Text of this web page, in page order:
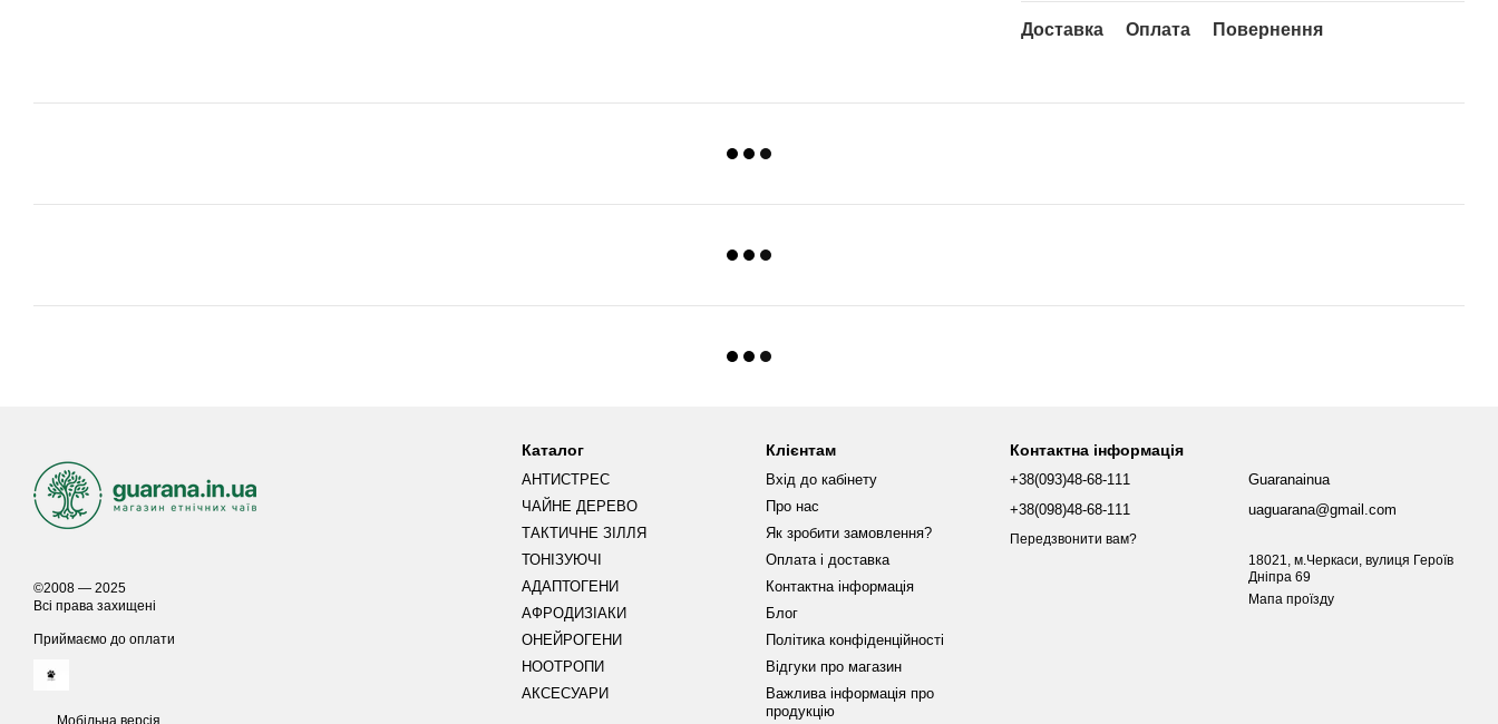
Доставка Оплата Повернення
©2008 — 2025
Всі права захищені
Приймаємо до оплати
Мобільна версія
Каталог
АНТИСТРЕС
ЧАЙНЕ ДЕРЕВО
ТАКТИЧНЕ ЗІЛЛЯ
ТОНІЗУЮЧІ
АДАПТОГЕНИ
АФРОДИЗІАКИ
ОНЕЙРОГЕНИ
НООТРОПИ
АКСЕСУАРИ
Клієнтам
Вхід до кабінету
Про нас
Як зробити замовлення?
Оплата і доставка
Контактна інформація
Блог
Політика конфіденційності
Відгуки про магазин
Важлива інформація про
продукцію
Контактна інформація
+38(093)48-68-111
+38(098)48-68-111
Передзвонити вам?
Guaranainua
uaguarana@gmail.com
18021, м.Черкаси, вулиця Героїв
Дніпра 69
Мапа проїзду